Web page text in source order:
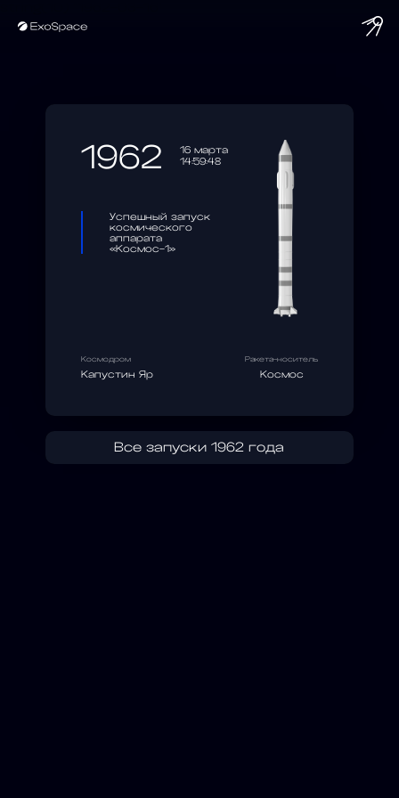
1962
16 марта
14:59:48
Успешный запуск
космического
аппарата
«Космос-1»
Космодром
Капустин Яр
Ракета-носитель
Космос
Все запуски 1962 года